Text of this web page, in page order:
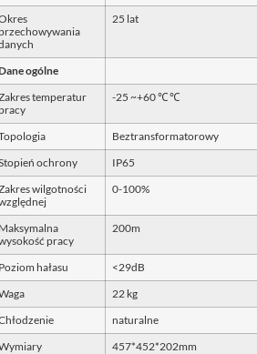
25 lat
ogólne
temperatur
-25 ~+60 ℃ ℃
Beztransformatorowy
ochrony IP65
wilgotności
0-100%
Maksymalna
pracy
200m
Poziom hałasu <29dB
22 kg
naturalne
457*452*202mm